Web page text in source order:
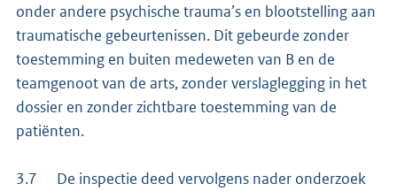
onder andere psychische trauma’s en blootstelling aan
traumatische gebeurtenissen. Dit gebeurde zonder
toestemming en buiten medeweten van B en de
teamgenoot van de arts, zonder verslaglegging in het
dossier en zonder zichtbare toestemming van de
patiënten.
3.7 De inspectie deed vervolgens nader onderzoek